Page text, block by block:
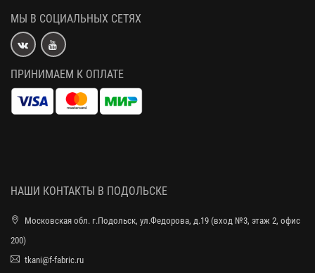
МЫ В СОЦИАЛЬНЫХ СЕТЯХ
ПРИНИМАЕМ К ОПЛАТЕ
НАШИ КОНТАКТЫ В ПОДОЛЬСКЕ
Московская обл. г.Подольск, ул.Федорова, д.19 (вход №3, этаж 2, офис
200)
tkani@f-fabric.ru